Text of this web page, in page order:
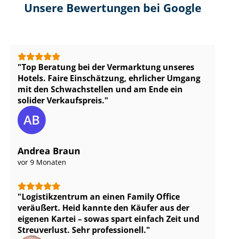
Unsere Bewertungen bei Google
Top Beratung bei der Vermarktung unseres
Hotels. Faire Einschätzung, ehrlicher Umgang
mit den Schwachstellen und am Ende ein
solider Verkaufspreis.
Andrea Braun
vor 9 Monaten
Logistikzentrum an einen Family Office
veräußert. Heid kannte den Käufer aus der
eigenen Kartei – sowas spart einfach Zeit und
Streuverlust. Sehr professionell.